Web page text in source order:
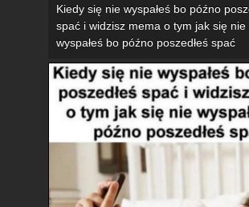
Kiedy się nie wyspałeś bo późno
spać i widzisz mema o tym jak się nie
wyspałeś bo późno poszedłeś spać